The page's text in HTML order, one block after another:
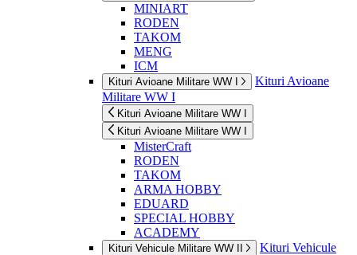
MINIART
RODEN
TAKOM
MENG
ICM
Kituri Avioane Militare WW I
Kituri Avioane
Militare WW I
Kituri Avioane Militare WW I
Kituri Avioane Militare WW I
MisterCraft
RODEN
TAKOM
ARMA HOBBY
EDUARD
SPECIAL HOBBY
ACADEMY
Kituri Vehicule Militare WW II
Kituri Vehicule